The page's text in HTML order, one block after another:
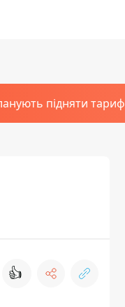
підняти тариф
👍